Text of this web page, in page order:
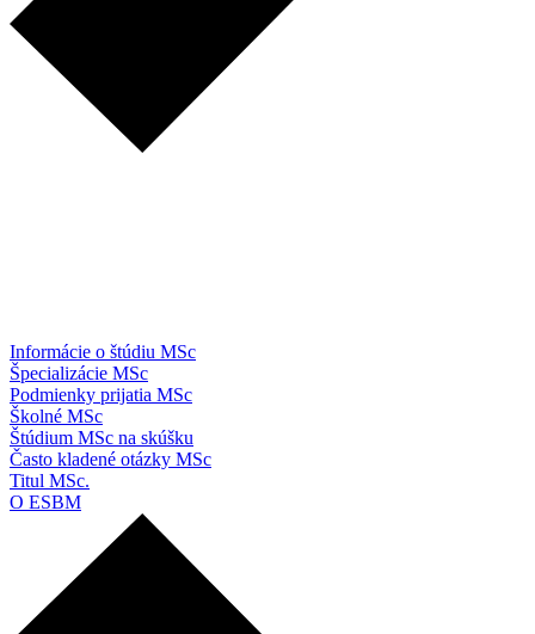
Informácie o štúdiu MSc
Špecializácie MSc
Podmienky prijatia MSc
Školné MSc
Štúdium MSc na skúšku
Často kladené otázky MSc
Titul MSc.
O ESBM